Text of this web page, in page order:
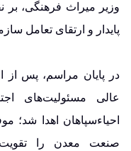
وزیر میراث فرهنگی،
پایدار و ارتقای تعامل
در پایان مراسم، پس از
عالی مسئولیت‌های
احیاءسپاهان اهدا شد؛
صنعت معدن را تقویت